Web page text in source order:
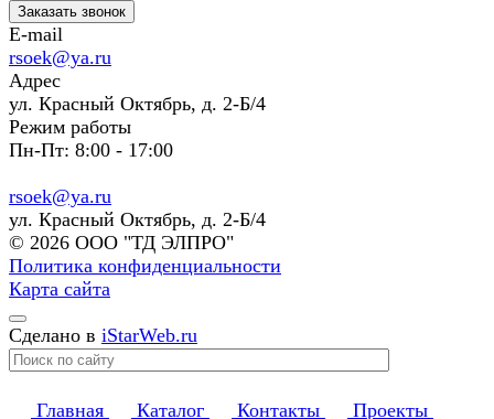
Заказать звонок
E-mail
rsoek@ya.ru
Адрес
ул. Красный Октябрь, д. 2-Б/4
Режим работы
Пн-Пт: 8:00 - 17:00
rsoek@ya.ru
ул. Красный Октябрь, д. 2-Б/4
© 2026 ООО "ТД ЭЛПРО"
Политика конфиденциальности
Карта сайта
Сделано в iStarWeb.ru
Главная Каталог Контакты Проекты